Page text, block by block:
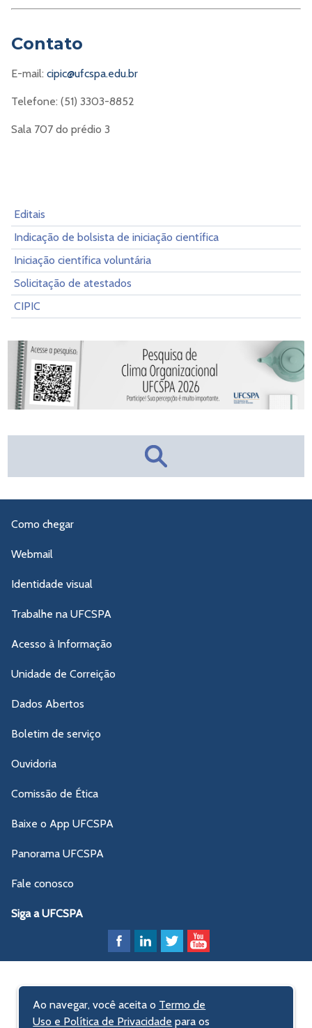
Contato
E-mail: cipic@ufcspa.edu.br
Telefone: (51) 3303-8852
Sala 707 do prédio 3
Editais
Indicação de bolsista de iniciação científica
Iniciação científica voluntária
Solicitação de atestados
CIPIC
Como chegar
Webmail
Identidade visual
Trabalhe na UFCSPA
Acesso à Informação
Unidade de Correição
Dados Abertos
Boletim de serviço
Ouvidoria
Comissão de Ética
Baixe o App UFCSPA
Panorama UFCSPA
Fale conosco
Siga a UFCSPA
Ao navegar, você aceita o Termo de
Uso e Política de Privacidade para os